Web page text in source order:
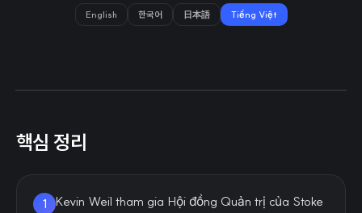
English 한국어 日本語 Tiếng Việt
핵심 정리
1
Kevin Weil tham gia Hội đồng Quản trị của Stoke